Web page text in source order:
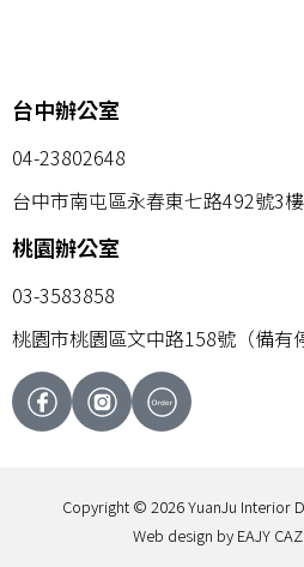
台中辦公室
04-23802648
台中市南屯區永春東七路492號3樓
桃園辦公室
03-3583858
桃園市桃園區文中路158號（備有
Copyright © 2026 YuanJu Interior
Web design by EAJY